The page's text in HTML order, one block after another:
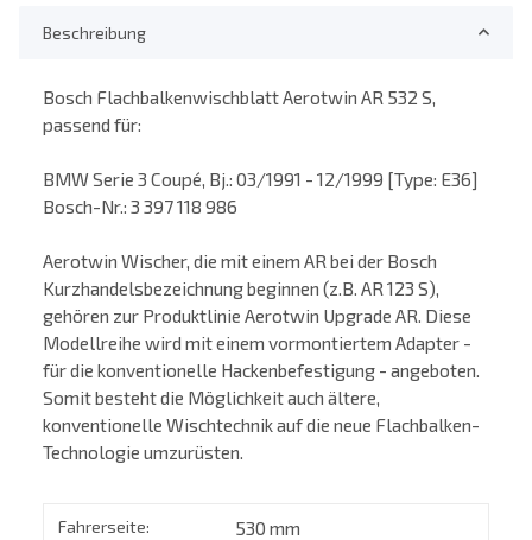
Beschreibung
Bosch Flachbalkenwischblatt Aerotwin AR 532 S,
passend für:
BMW Serie 3 Coupé, Bj.: 03/1991 - 12/1999 [Type: E36]
Bosch-Nr.: 3 397 118 986
Aerotwin Wischer, die mit einem AR bei der Bosch
Kurzhandelsbezeichnung beginnen (z.B. AR 123 S),
gehören zur Produktlinie Aerotwin Upgrade AR. Diese
Modellreihe wird mit einem vormontiertem Adapter -
für die konventionelle Hackenbefestigung - angeboten.
Somit besteht die Möglichkeit auch ältere,
konventionelle Wischtechnik auf die neue Flachbalken-
Technologie umzurüsten.
Fahrerseite: 530 mm